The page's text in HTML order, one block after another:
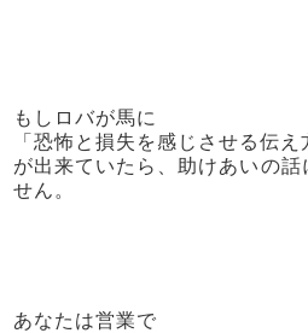
もしロバが馬に
「恐怖と損失を感じさせる伝え
が出来ていたら、助けあいの話
せん。
あなたは営業で